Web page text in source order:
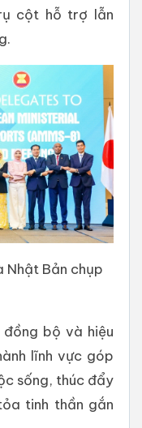
cột hỗ trợ lẫn
Nhật Bản chụp
đồng bộ và hiệu
lĩnh vực góp
sống, thúc đẩy
tinh thần gắn